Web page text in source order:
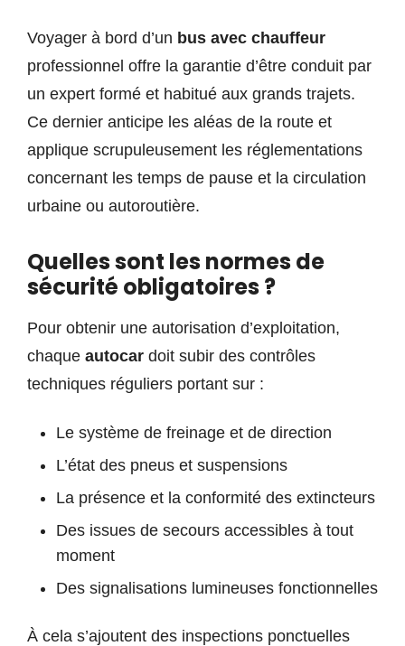
Voyager à bord d’un bus avec chauffeur
professionnel offre la garantie d’être conduit par
un expert formé et habitué aux grands trajets.
Ce dernier anticipe les aléas de la route et
applique scrupuleusement les réglementations
concernant les temps de pause et la circulation
urbaine ou autoroutière.
Quelles sont les normes de
sécurité obligatoires ?
Pour obtenir une autorisation d’exploitation,
chaque autocar doit subir des contrôles
techniques réguliers portant sur :
Le système de freinage et de direction
L’état des pneus et suspensions
La présence et la conformité des extincteurs
Des issues de secours accessibles à tout
moment
Des signalisations lumineuses fonctionnelles
À cela s’ajoutent des inspections ponctuelles